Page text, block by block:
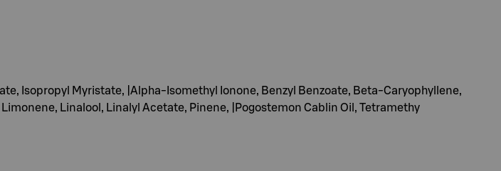
Isopropyl Myristate, |Alpha-Isomethyl Ionone, Benzyl Benzoate, Beta-Caryophyllene,
Linalool, Linalyl Acetate, Pinene, |Pogostemon Cablin Oil, Tetramethy